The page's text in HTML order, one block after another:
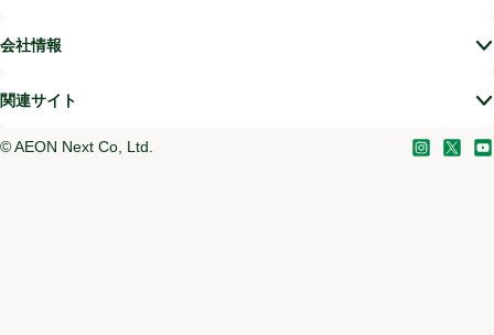
会社情報
関連サイト
©AEON Next Co, Ltd. Instagram
(新しい
X (